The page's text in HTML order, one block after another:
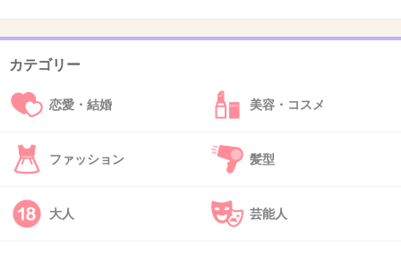
そこまでしてもTwitterって続けなきゃダメなのかい？
川畑さん、応援しています(*^_^*)
堂珍子ちゃんにしつこくされたのかな？
カテゴリー
恋愛・結婚 美容・コスメ
ファッション 髪型
大人 芸能人